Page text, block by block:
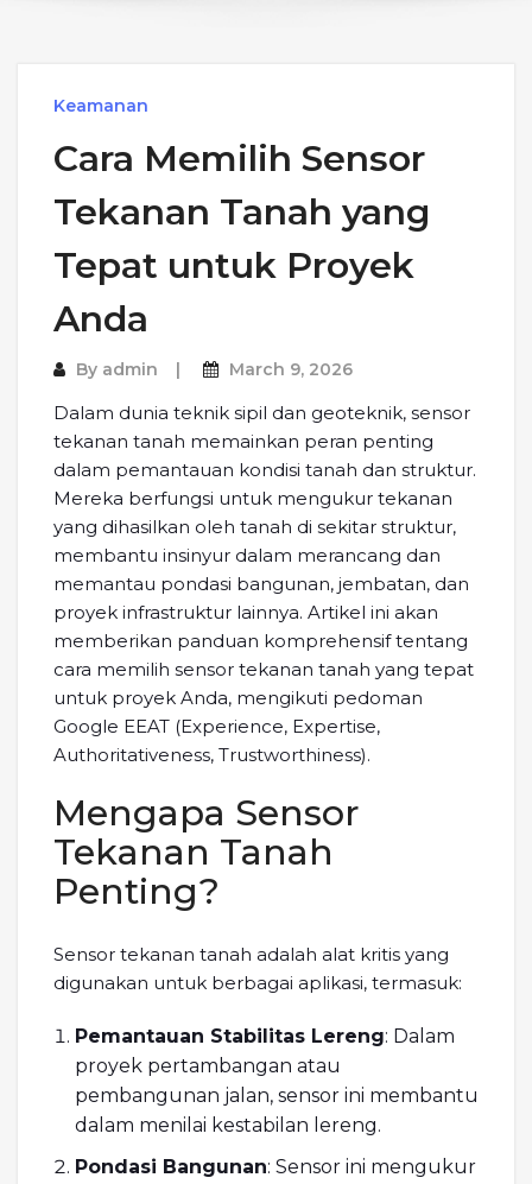
Keamanan
Cara Memilih Sensor
Tekanan Tanah yang
Tepat untuk Proyek
Anda
By admin March 9, 2026
Dalam dunia teknik sipil dan geoteknik, sensor
tekanan tanah memainkan peran penting
dalam pemantauan kondisi tanah dan struktur.
Mereka berfungsi untuk mengukur tekanan
yang dihasilkan oleh tanah di sekitar struktur,
membantu insinyur dalam merancang dan
memantau pondasi bangunan, jembatan, dan
proyek infrastruktur lainnya. Artikel ini akan
memberikan panduan komprehensif tentang
cara memilih sensor tekanan tanah yang tepat
untuk proyek Anda, mengikuti pedoman
Google EEAT (Experience, Expertise,
Authoritativeness, Trustworthiness).
Mengapa Sensor
Tekanan Tanah
Penting?
Sensor tekanan tanah adalah alat kritis yang
digunakan untuk berbagai aplikasi, termasuk:
Pemantauan Stabilitas Lereng: Dalam
proyek pertambangan atau
pembangunan jalan, sensor ini membantu
dalam menilai kestabilan lereng.
Pondasi Bangunan: Sensor ini mengukur